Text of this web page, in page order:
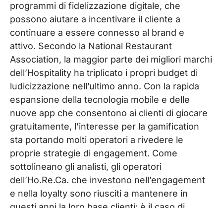
programmi di fidelizzazione digitale, che
possono aiutare a incentivare il cliente a
continuare a essere connesso al brand e
attivo. Secondo la National Restaurant
Association, la maggior parte dei migliori marchi
dell’Hospitality ha triplicato i propri budget di
ludicizzazione nell’ultimo anno. Con la rapida
espansione della tecnologia mobile e delle
nuove app che consentono ai clienti di giocare
gratuitamente, l’interesse per la gamification
sta portando molti operatori a rivedere le
proprie strategie di engagement. Come
sottolineano gli analisti, gli operatori
dell’Ho.Re.Ca. che investono nell’engagement
e nella loyalty sono riusciti a mantenere in